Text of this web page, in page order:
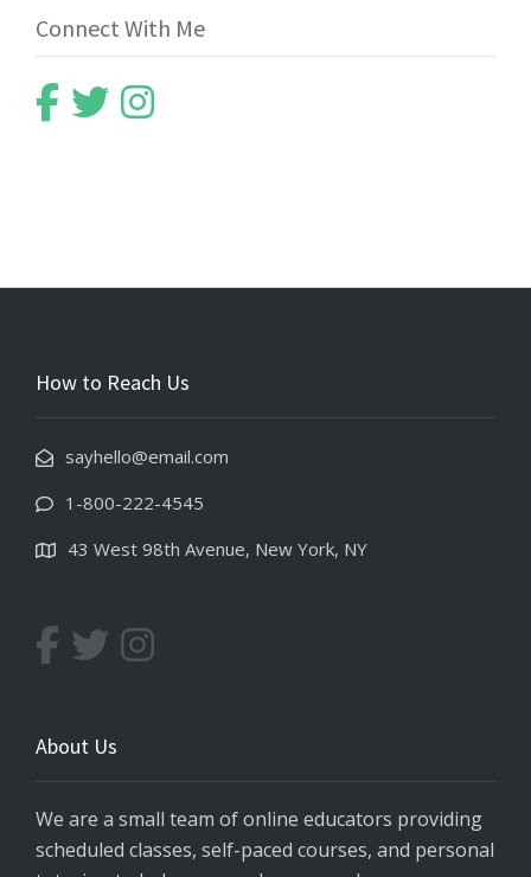
Connect With Me
How to Reach Us
sayhello@email.com
1-800-222-4545
43 West 98th Avenue, New York, NY
About Us
We are a small team of online educators providing
scheduled classes, self-paced courses, and personal